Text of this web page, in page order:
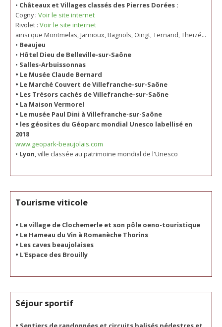
• Châteaux et Villages classés des Pierres Dorées :
Cogny : Voir le site internet
Rivolet : Voir le site internet
ainsi que Montmelas, Jarnioux, Bagnols, Oingt, Ternand, Theizé...
• Beaujeu
• Hôtel Dieu de Belleville-sur-Saône
• Salles-Arbuissonnas
• Le Musée Claude Bernard
• Le Marché Couvert de Villefranche-sur-Saône
• Les Trésors cachés de Villefranche-sur-Saône
• La Maison Vermorel
• Le musée Paul Dini à Villefranche-sur-Saône
• les géosites du Géoparc mondial Unesco labellisé en
2018
www.geopark-beaujolais.com
• Lyon, ville classée au patrimoine mondial de l'Unesco
Tourisme viticole
• Le village de Clochemerle et son pôle oeno-touristique
• Le Hameau du Vin à Romanèche Thorins
• Les caves beaujolaises
• L'Espace des Brouilly
Séjour sportif